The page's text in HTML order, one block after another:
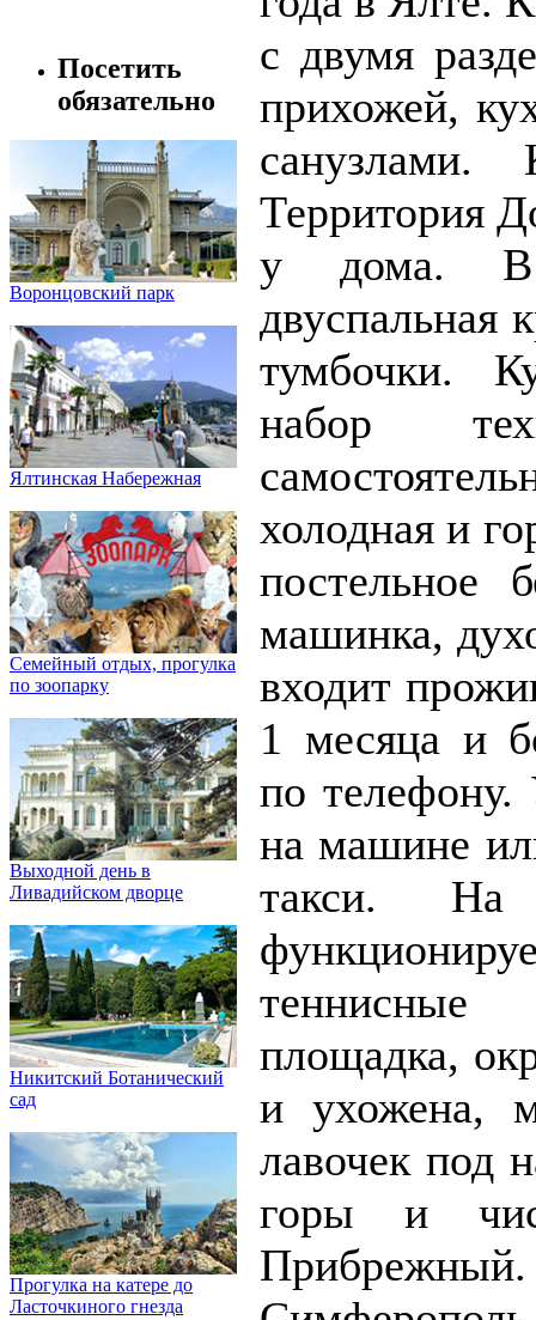
Посетить
обязательно
Воронцовский парк
Ялтинская Набережная
Семейный отдых, прогулка
по зоопарку
Выходной день в
Ливадийском дворце
Никитский Ботанический
сад
Прогулка на катере до
Ласточкиного гнезда
с двумя
прихожей,
санузлами.
Территория
у дома. В
двуспальная
тумбочки.
набор
холодная и
постельное
машинка,
входит
1 месяца и
по телефону.
на машине
такси. На
теннисные
площадка,
и ухожена,
лавочек под
горы и